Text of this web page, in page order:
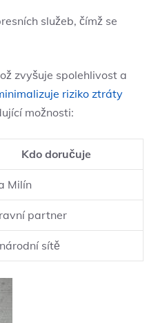
služeb, čímž se
zvyšuje spolehlivost a
riziko ztráty
možnosti:
Kdo doručuje
Milín
partner
sítě